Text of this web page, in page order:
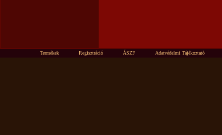
Termékek Regisztráció ÁSZF Adatvédelmi Tájékoztató